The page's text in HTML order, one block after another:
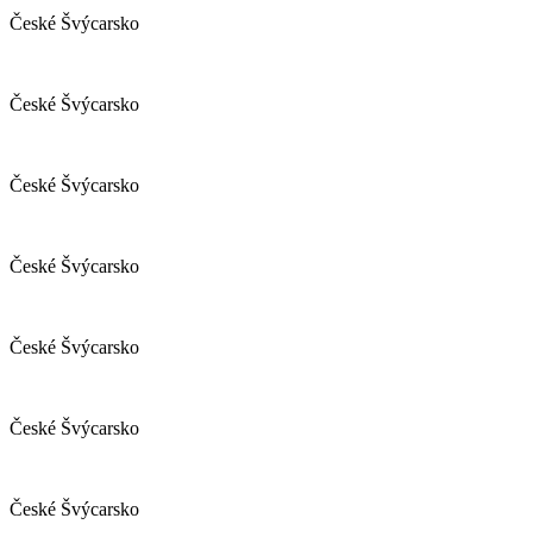
České Švýcarsko
České Švýcarsko
České Švýcarsko
České Švýcarsko
České Švýcarsko
České Švýcarsko
České Švýcarsko